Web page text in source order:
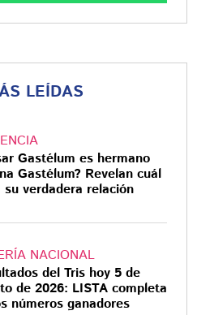
LEÍDAS
Gastélum es hermano
Gastélum? Revelan cuál
su verdadera relación
NACIONAL
del Tris hoy 5 de
de 2026: LISTA completa
números ganadores